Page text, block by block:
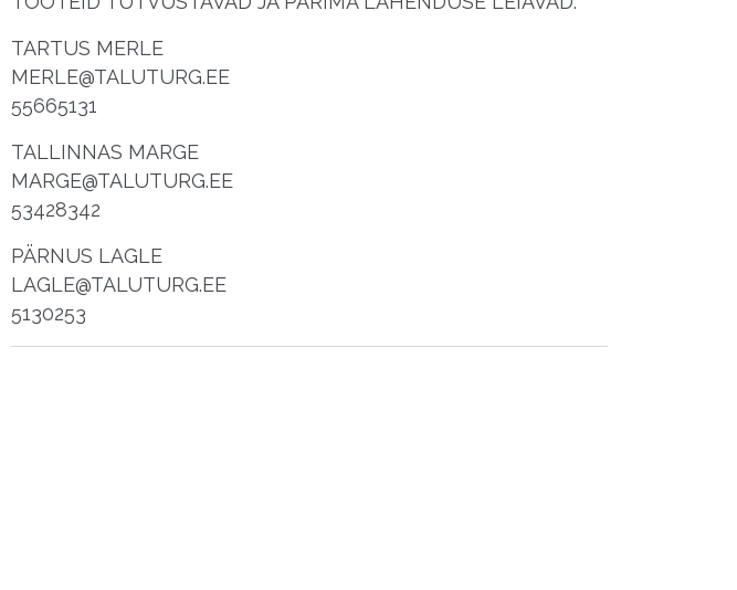
TARTUS MERLE
MERLE@TALUTURG.EE
55665131
TALLINNAS MARGE
MARGE@TALUTURG.EE
53428342
PÄRNUS LAGLE
LAGLE@TALUTURG.EE
5130253